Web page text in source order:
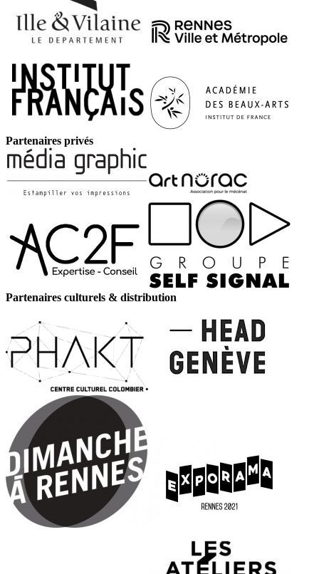
Partenaires privés
Partenaires culturels & distribution